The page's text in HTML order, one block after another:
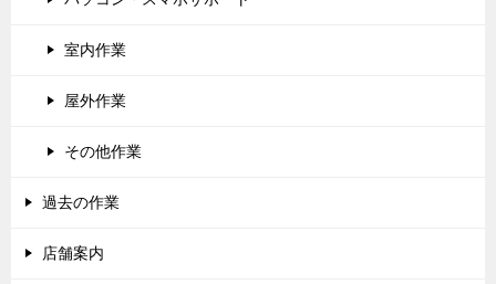
室内作業
屋外作業
その他作業
過去の作業
店舗案内